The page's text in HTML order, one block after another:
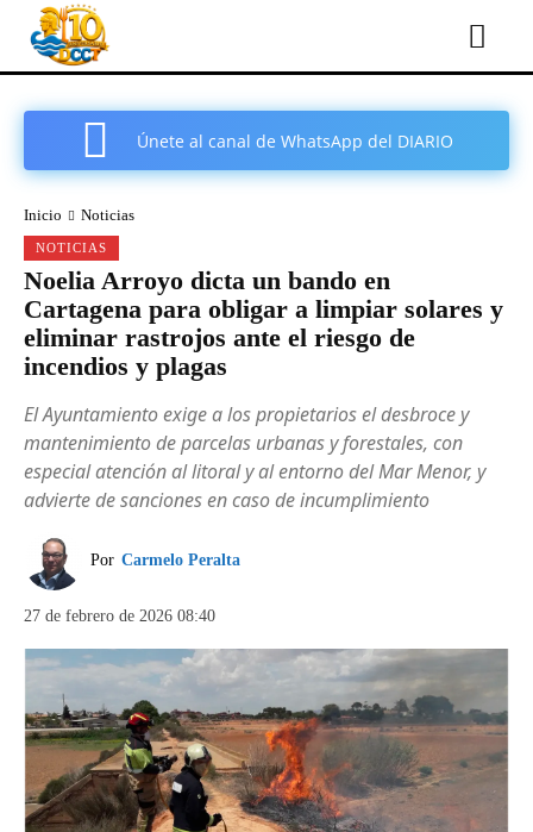
Únete al canal de WhatsApp del DIARIO
Inicio Noticias
NOTICIAS
Noelia Arroyo dicta un bando en
Cartagena para obligar a limpiar solares y
eliminar rastrojos ante el riesgo de
incendios y plagas
El Ayuntamiento exige a los propietarios el desbroce y
mantenimiento de parcelas urbanas y forestales, con
especial atención al litoral y al entorno del Mar Menor, y
advierte de sanciones en caso de incumplimiento
Por Carmelo Peralta
27 de febrero de 2026 08:40